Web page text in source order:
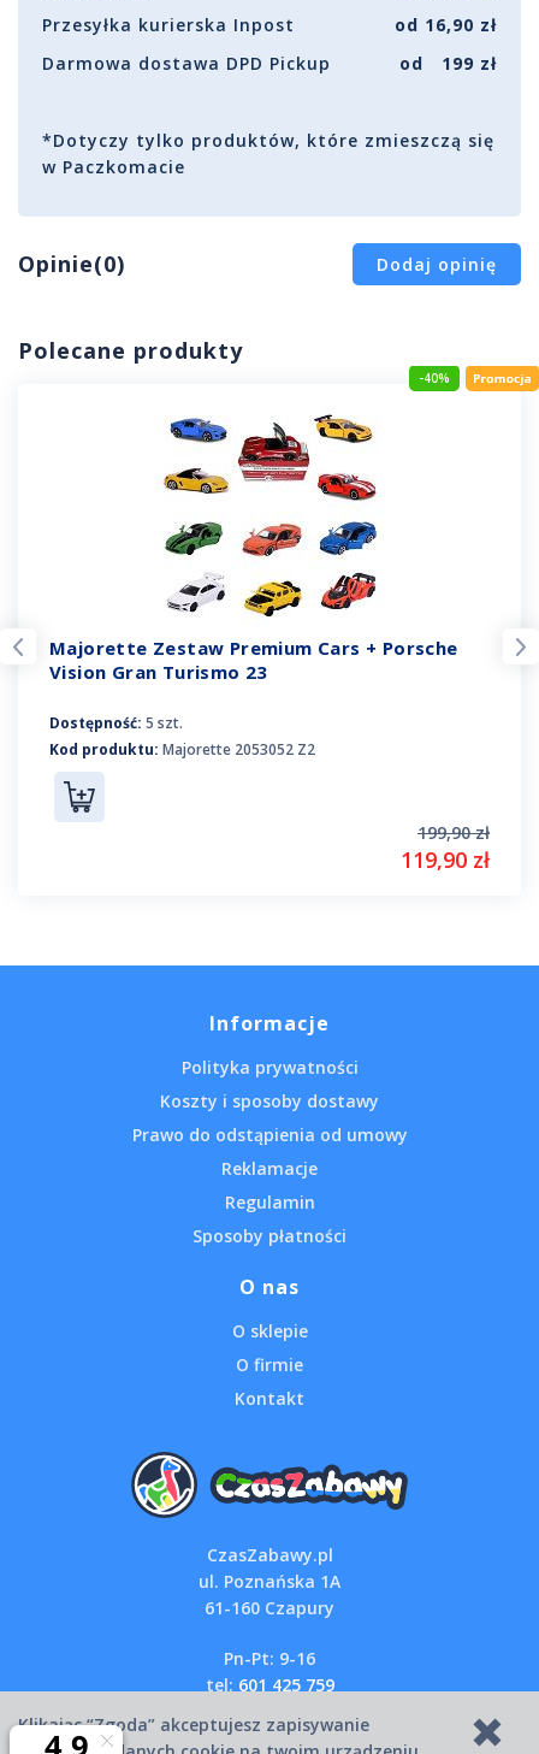
Przesyłka kurierska Inpost
od 16,90 zł
Darmowa dostawa DPD Pickup
od 199 zł
*Dotyczy tylko produktów, które zmieszczą się
w Paczkomacie
Opinie(0) Dodaj opinię
Polecane produkty
-40%
Majorette Zestaw Premium Cars + Porsche
Vision Gran Turismo 23
Dostępność: 5 szt.
Kod produktu: Majorette 2053052 Z2
199,90 zł
119,90 zł
Informacje
Polityka prywatności
Koszty i sposoby dostawy
Prawo do odstąpienia od umowy
Reklamacje
Regulamin
Sposoby płatności
O nas
O sklepie
O firmie
Kontakt
CzasZabawy.pl
ul. Poznańska 1A
61-160 Czapury
Pn-Pt: 9-16
tel: 601 425 759
Klikając “Zgoda” akceptujesz zapisywanie